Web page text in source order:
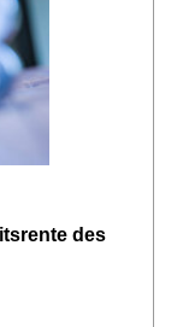
des